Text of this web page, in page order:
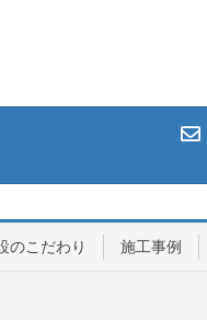
のこだわり 施工事例